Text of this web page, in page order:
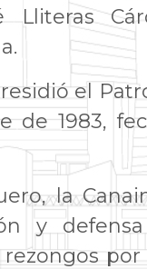
Lliteras
el
de 1983,
la
y